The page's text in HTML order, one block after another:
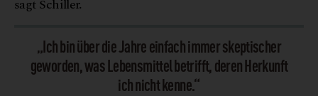
sagt Schiller.
„Ich bin über die Jahre einfach immer skeptischer
geworden, was Lebensmittel betrifft, deren Herkunft
ich nicht kenne.“